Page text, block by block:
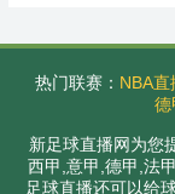
热门联赛： NBA直
德
新足球直播网为您
西甲,意甲,德甲,法
足球直播还可以给